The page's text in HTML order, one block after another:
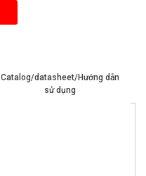
Catalog/datasheet/Hướng dẫn
sử dụng